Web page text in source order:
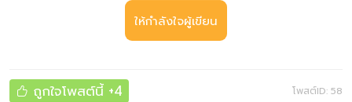
ให้กำลังใจผู้เขียน
โพสต์ID: 58
 ถูกใจโพสต์นี้ +4